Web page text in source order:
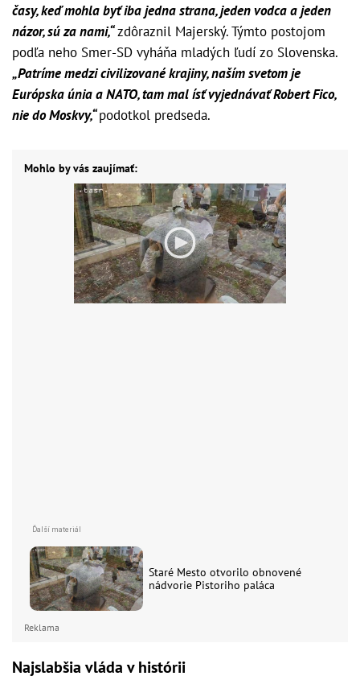
časy, keď mohla byť iba jedna strana, jeden vodca a jeden
názor, sú za nami,“zdôraznil Majerský. Týmto postojom
podľa neho Smer-SD vyháňa mladých ľudí zo Slovenska.
„Patríme medzi civilizované krajiny, naším svetom je
Európska únia a NATO, tam mal ísť vyjednávať Robert Fico,
nie do Moskvy,“podotkol predseda.
Mohlo by vás zaujímať:
Staré Mesto otvorilo obnovené
nádvorie Pistoriho paláca
Reklama
Najslabšia vláda v histórii